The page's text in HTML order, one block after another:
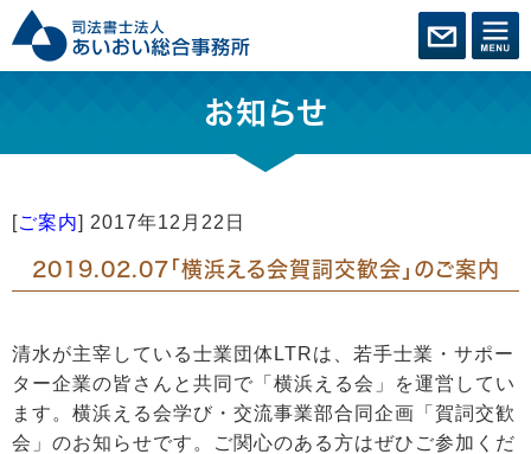
お知らせ
[ご案内] 2017年12月22日
2019.02.07「横浜える会賀詞交歓会」のご案内
清水が主宰している士業団体LTRは、若手士業・サポー
ター企業の皆さんと共同で「横浜える会」を運営してい
ます。横浜える会学び・交流事業部合同企画「賀詞交歓
会」のお知らせです。ご関心のある方はぜひご参加くだ